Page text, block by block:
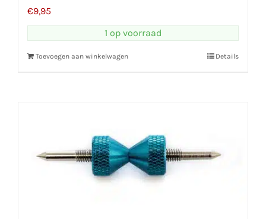
€9,95
1 op voorraad
Toevoegen aan winkelwagen Details